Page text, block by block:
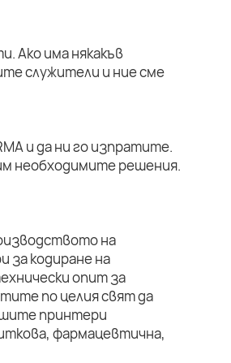
Ако има някакъв
служители и ние сме
и да ни го изпратите.
необходимите решения.
на
за кодиране на
опит за
по целия свят да
принтери
фармацевтична,